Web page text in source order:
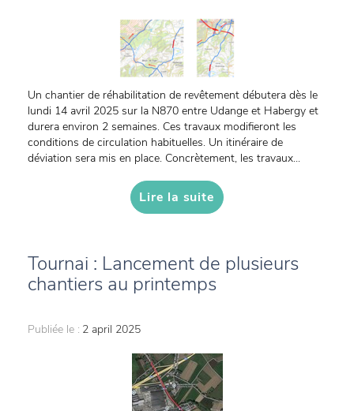
Un chantier de réhabilitation de revêtement débutera dès le
lundi 14 avril 2025 sur la N870 entre Udange et Habergy et
durera environ 2 semaines. Ces travaux modifieront les
conditions de circulation habituelles. Un itinéraire de
déviation sera mis en place. Concrètement, les travaux...
Lire la suite
Tournai : Lancement de plusieurs
chantiers au printemps
Publiée le : 2 april 2025